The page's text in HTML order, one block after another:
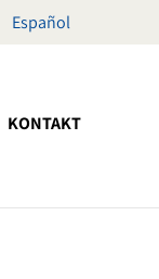
Español
KONTAKT